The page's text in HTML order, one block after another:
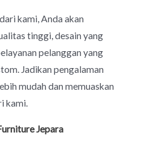
kami, Anda akan
tinggi, desain yang
pelanggan yang
Jadikan pengalaman
mudah dan memuaskan
kami.
Jepara